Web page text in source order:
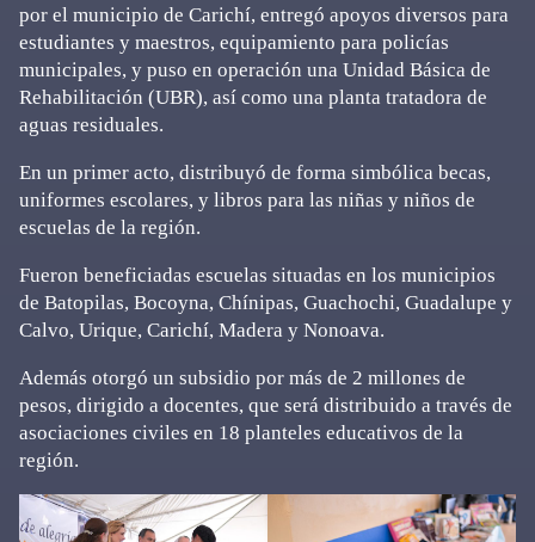
por el municipio de Carichí, entregó apoyos diversos para
estudiantes y maestros, equipamiento para policías
municipales, y puso en operación una Unidad Básica de
Rehabilitación (UBR), así como una planta tratadora de
aguas residuales.
En un primer acto, distribuyó de forma simbólica becas,
uniformes escolares, y libros para las niñas y niños de
escuelas de la región.
Fueron beneficiadas escuelas situadas en los municipios
de Batopilas, Bocoyna, Chínipas, Guachochi, Guadalupe y
Calvo, Urique, Carichí, Madera y Nonoava.
Además otorgó un subsidio por más de 2 millones de
pesos, dirigido a docentes, que será distribuido a través de
asociaciones civiles en 18 planteles educativos de la
región.